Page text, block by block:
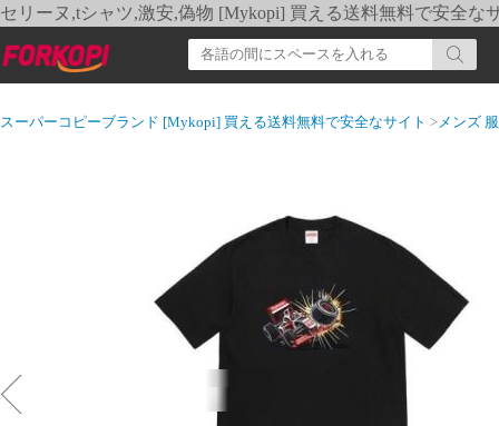
セリーヌ,tシャツ,激安,偽物 [Mykopi] 買える送料無料で安全な
スーパーコピーブランド [Mykopi] 買える送料無料で安全なサイト >メンズ 服